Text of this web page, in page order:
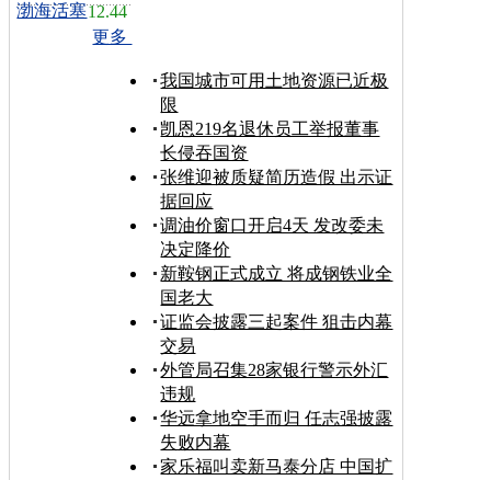
渤海活塞12.44
更多
我国城市可用土地资源已近极
限
凯恩219名退休员工举报董事
长侵吞国资
张维迎被质疑简历造假 出示证
据回应
调油价窗口开启4天 发改委未
决定降价
新鞍钢正式成立 将成钢铁业全
国老大
证监会披露三起案件 狙击内幕
交易
外管局召集28家银行警示外汇
违规
华远拿地空手而归 任志强披露
失败内幕
家乐福叫卖新马泰分店 中国扩